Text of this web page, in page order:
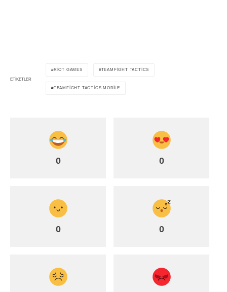
ETIKETLER
RIOT GAMES TEAMFIGHT TACTICS
TEAMFIGHT TACTICS MOBILE
0 0
0 0